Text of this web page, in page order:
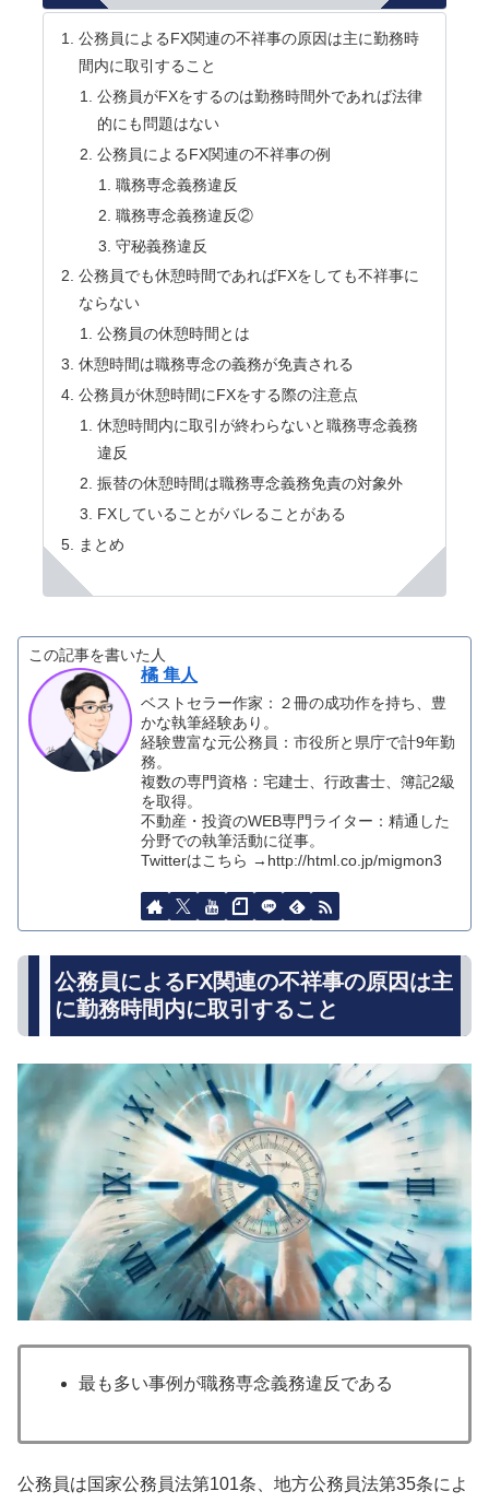
公務員によるFX関連の不祥事の原因は主に勤務時
間内に取引すること
公務員がFXをするのは勤務時間外であれば法律
的にも問題はない
公務員によるFX関連の不祥事の例
職務専念義務違反
職務専念義務違反②
守秘義務違反
公務員でも休憩時間であればFXをしても不祥事に
ならない
公務員の休憩時間とは
休憩時間は職務専念の義務が免責される
公務員が休憩時間にFXをする際の注意点
休憩時間内に取引が終わらないと職務専念義務
違反
振替の休憩時間は職務専念義務免責の対象外
FXしていることがバレることがある
まとめ
この記事を書いた人
橘 隼人
ベストセラー作家：２冊の成功作を持ち、豊
かな執筆経験あり。
経験豊富な元公務員：市役所と県庁で計9年勤
務。
複数の専門資格：宅建士、行政書士、簿記2級
を取得。
不動産・投資のWEB専門ライター：精通した
分野での執筆活動に従事。
Twitterはこちら →http://html.co.jp/migmon3
公務員によるFX関連の不祥事の原因は主
に勤務時間内に取引すること
最も多い事例が職務専念義務違反である
公務員は国家公務員法第101条、地方公務員法第35条によ